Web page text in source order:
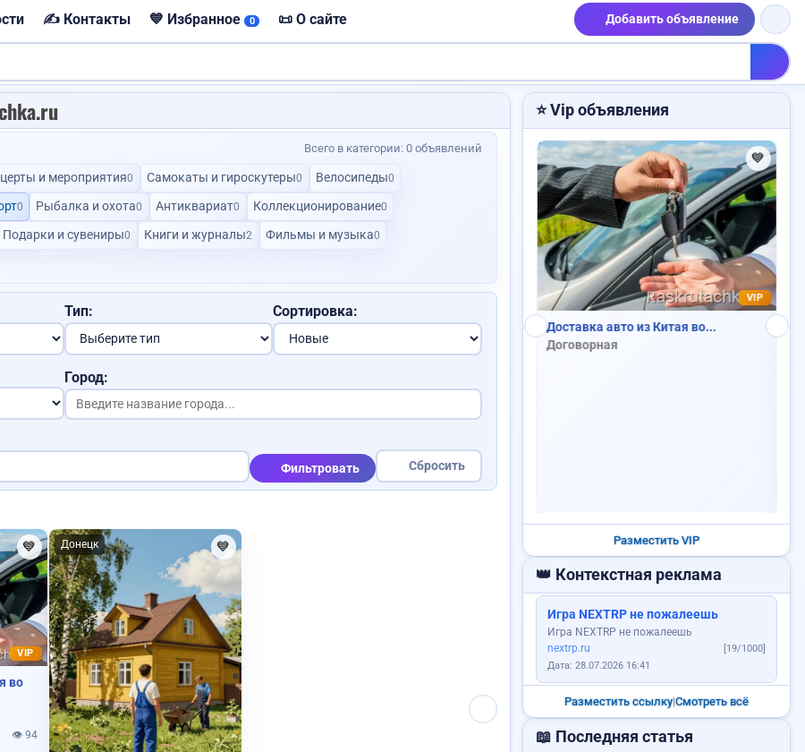
Продам авто
Сниму квартиру
Сдам квартиру
Пропали ключи
юриста
✍️ Контакты 💙 Избранное 0 📜 О сайте Добавить объявление
Всего в категории: 0 объявлений
и мероприятия0 Самокаты и гироскутеры0 Велосипеды0
0 Рыбалка и охота0 Антиквариат0 Коллекционирование0
Подарки и сувениры0 Книги и журналы2 Фильмы и музыка0
Тип: Сортировка:
Город:
Фильтровать Сбросить
VIP
💙
во
👁️ 94
Донецк 💙
⭐ Vip объявления
Помощь с закупкой товаров...
Договорная
Доставка авто из Китая во...
Договорная
💙
Разместить VIP
👑 Контекстная реклама
Игра NEXTRP не пожалеешь
Игра NEXTRP не пожалеешь
nextrp.ru
[19/1000]
Дата: 28.07.2026 16:41
Разместить ссылку|Смотреть всё
📖 Последняя статья